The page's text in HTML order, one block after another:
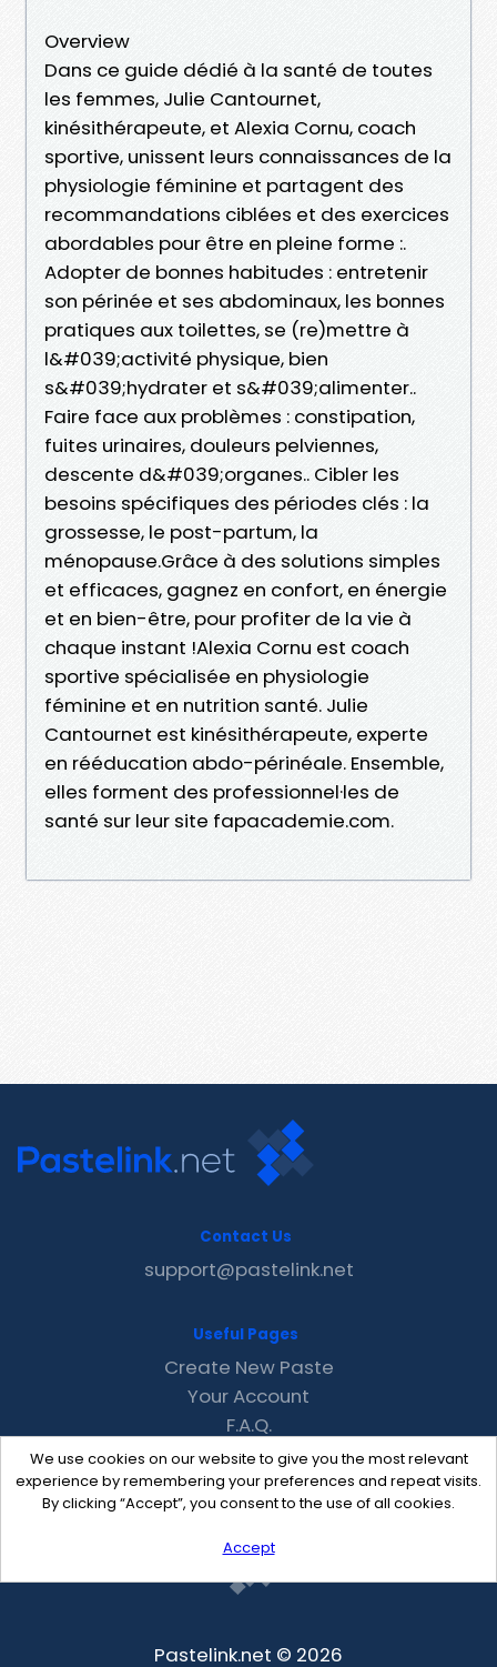
Overview
Dans ce guide dédié à la santé de toutes
les femmes, Julie Cantournet,
kinésithérapeute, et Alexia Cornu, coach
sportive, unissent leurs connaissances de la
physiologie féminine et partagent des
recommandations ciblées et des exercices
abordables pour être en pleine forme :.
Adopter de bonnes habitudes : entretenir
son périnée et ses abdominaux, les bonnes
pratiques aux toilettes, se (re)mettre à
l&#039;activité physique, bien
s&#039;hydrater et s&#039;alimenter..
Faire face aux problèmes : constipation,
fuites urinaires, douleurs pelviennes,
descente d&#039;organes.. Cibler les
besoins spécifiques des périodes clés : la
grossesse, le post-partum, la
ménopause.Grâce à des solutions simples
et efficaces, gagnez en confort, en énergie
et en bien-être, pour profiter de la vie à
chaque instant !Alexia Cornu est coach
sportive spécialisée en physiologie
féminine et en nutrition santé. Julie
Cantournet est kinésithérapeute, experte
en rééducation abdo-périnéale. Ensemble,
elles forment des professionnel·les de
santé sur leur site fapacademie.com.
We use cookies on our website to give you the most relevant
experience by remembering your preferences and repeat visits.
By clicking “Accept”, you consent to the use of all cookies.
Accept
Contact Us
support@pastelink.net
Useful Pages
Create New Paste
Your Account
F.A.Q.
Recent
Contact
Pastelink.net © 2026